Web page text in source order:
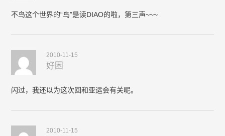
不鸟这个世界的“鸟”是读DIAO的啦，第三声~~~
2010-11-15
好困
闪过，我还以为这次回和亚运会有关呢。
2010-11-15